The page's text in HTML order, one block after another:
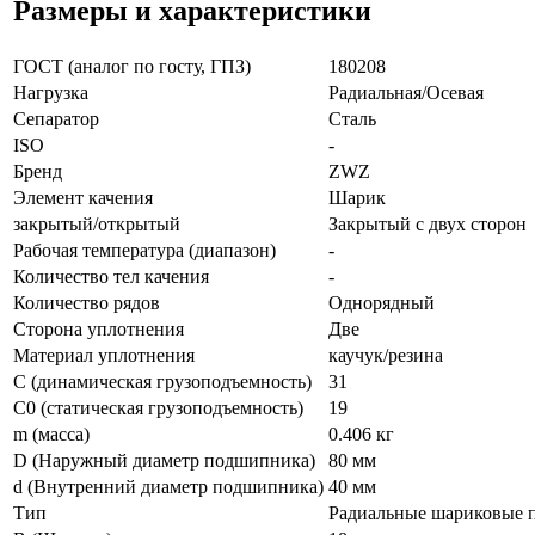
Размеры и характеристики
ГОСТ (аналог по госту, ГПЗ)
180208
Нагрузка
Радиальная/Осевая
Сепаратор
Сталь
ISO
-
Бренд
ZWZ
Элемент качения
Шарик
закрытый/открытый
Закрытый с двух сторон
Рабочая температура (диапазон)
-
Количество тел качения
-
Количество рядов
Однорядный
Сторона уплотнения
Две
Материал уплотнения
каучук/резина
C (динамическая грузоподъемность)
31
C0 (статическая грузоподъемность)
19
m (масса)
0.406 кг
D (Наружный диаметр подшипника)
80 мм
d (Внутренний диаметр подшипника) 40 мм
Тип
Радиальные шариковые